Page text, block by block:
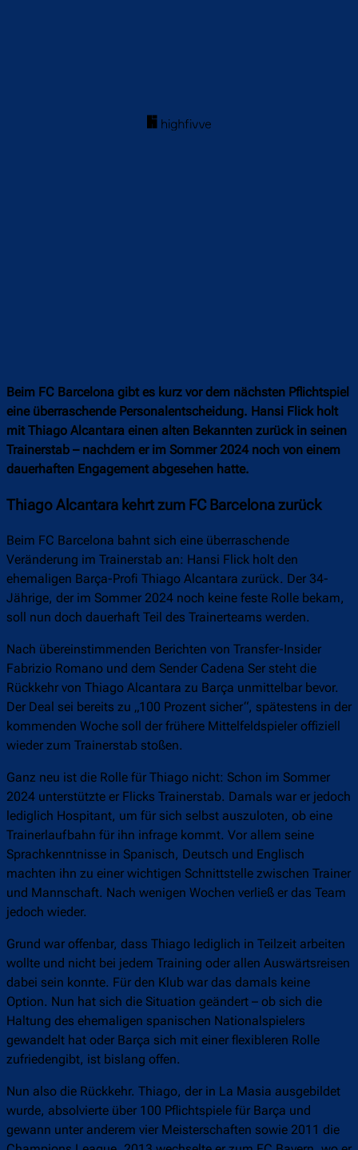
Beim FC Barcelona gibt es kurz vor dem nächsten Pflichtspiel
eine überraschende Personalentscheidung. Hansi Flick holt
mit Thiago Alcantara einen alten Bekannten zurück in seinen
Trainerstab – nachdem er im Sommer 2024 noch von einem
dauerhaften Engagement abgesehen hatte.
Thiago Alcantara kehrt zum FC Barcelona zurück
Beim FC Barcelona bahnt sich eine überraschende
Veränderung im Trainerstab an: Hansi Flick holt den
ehemaligen Barça-Profi Thiago Alcantara zurück. Der 34-
Jährige, der im Sommer 2024 noch keine feste Rolle bekam,
soll nun doch dauerhaft Teil des Trainerteams werden.
Nach übereinstimmenden Berichten von Transfer-Insider
Fabrizio Romano und dem Sender Cadena Ser steht die
Rückkehr von Thiago Alcantara zu Barça unmittelbar bevor.
Der Deal sei bereits zu „100 Prozent sicher“, spätestens in der
kommenden Woche soll der frühere Mittelfeldspieler offiziell
wieder zum Trainerstab stoßen.
Ganz neu ist die Rolle für Thiago nicht: Schon im Sommer
2024 unterstützte er Flicks Trainerstab. Damals war er jedoch
lediglich Hospitant, um für sich selbst auszuloten, ob eine
Trainerlaufbahn für ihn infrage kommt. Vor allem seine
Sprachkenntnisse in Spanisch, Deutsch und Englisch
machten ihn zu einer wichtigen Schnittstelle zwischen Trainer
und Mannschaft. Nach wenigen Wochen verließ er das Team
jedoch wieder.
Grund war offenbar, dass Thiago lediglich in Teilzeit arbeiten
wollte und nicht bei jedem Training oder allen Auswärtsreisen
dabei sein konnte. Für den Klub war das damals keine
Option. Nun hat sich die Situation geändert – ob sich die
Haltung des ehemaligen spanischen Nationalspielers
gewandelt hat oder Barça sich mit einer flexibleren Rolle
zufriedengibt, ist bislang offen.
Nun also die Rückkehr. Thiago, der in La Masia ausgebildet
wurde, absolvierte über 100 Pflichtspiele für Barça und
gewann unter anderem vier Meisterschaften sowie 2011 die